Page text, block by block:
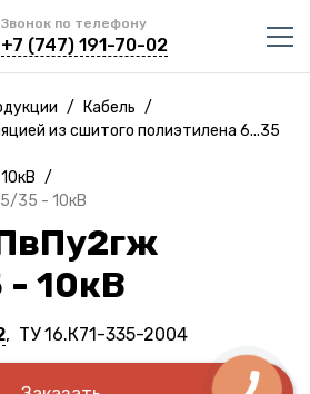
Звонок по телефону
+7 (747) 191-70-02
/ Кабель /
из сшитого полиэтилена 6...35
/
35 - 10кВ
10кВ
, ТУ 16.К71-335-2004